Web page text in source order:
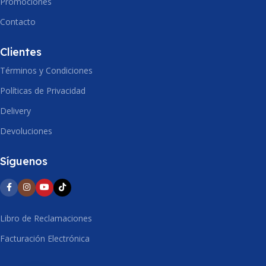
ALTO
Contacto
Clientes
Términos y Condiciones
Políticas de Privacidad
Delivery
Devoluciones
Síguenos
Libro de Reclamaciones
Facturación Electrónica